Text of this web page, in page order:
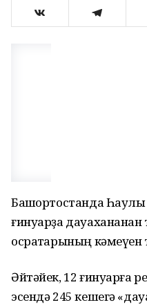
Башҡортостанда
ғинуарҙа
осраҡтарының кәмеүен
Әйтәйек, 12 ғинуарға
эсендә 245 кешегә